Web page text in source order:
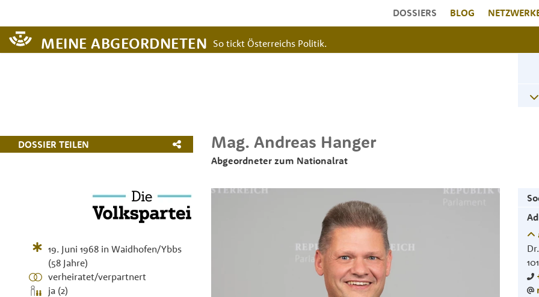
DOSSIERS BLOG
MEINE ABGEORDNETEN So tickt Österreichs Politik.
DOSSIER TEILEN Mag. Andreas Hanger
Abgeordneter zum Nationalrat
19. Juni 1968 inWaidhofen/Ybbs
(58 Jahre)
verheiratet/verpartnert
ja (2)